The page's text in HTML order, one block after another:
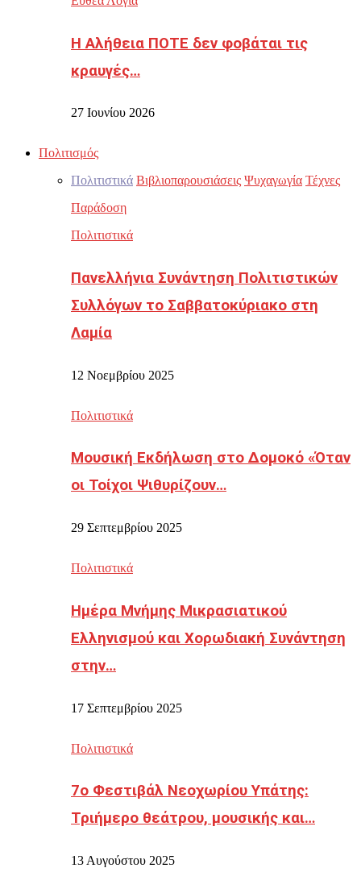
Η Αλήθεια ΠΟΤΕ δεν φοβάται τις
κραυγές…
27 Ιουνίου 2026
Πολιτισμός
Πολιτιστικά Βιβλιοπαρουσιάσεις Ψυχαγωγία Τέχνες
Παράδοση
Πολιτιστικά
Πανελλήνια Συνάντηση Πολιτιστικών
Συλλόγων το Σαββατοκύριακο στη
Λαμία
12 Νοεμβρίου 2025
Πολιτιστικά
Μουσική Εκδήλωση στο Δομοκό «Όταν
οι Τοίχοι Ψιθυρίζουν…
29 Σεπτεμβρίου 2025
Πολιτιστικά
Ημέρα Μνήμης Μικρασιατικού
Ελληνισμού και Χορωδιακή Συνάντηση
στην…
17 Σεπτεμβρίου 2025
Πολιτιστικά
7ο Φεστιβάλ Νεοχωρίου Υπάτης:
Τριήμερο θεάτρου, μουσικής και…
13 Αυγούστου 2025